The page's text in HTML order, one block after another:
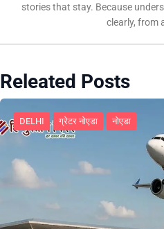
stories that stay. Because
clearly, from
Releated Posts
DELHI ग्रेटर नोएडा नोएडा